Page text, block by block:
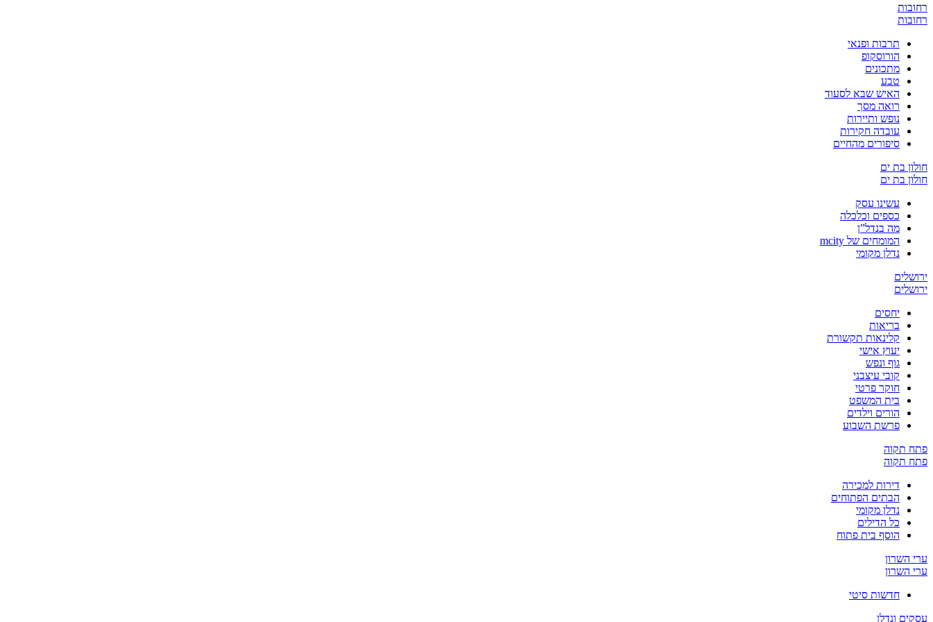
רחובות
רחובות
תרבות ופנאי
הורוסקופ
מתכונים
טבע
האיש שבא לסעוד
רואה מסך
נופש ותיירות
עובדה חקירות
סיפורים מהחיים
חולון בת ים
חולון בת ים
עשינו עסק
כספים וכלכלה
מה בנדל”ן
המומחים של mcity
נדלן מקומי
ירושלים
ירושלים
יחסים
בריאות
קלינאות תקשורת
יעוץ אישי
גוף ונפש
קובי עיצבני
חוקר פרטי
בית המשפט
הורים וילדים
פרשת השבוע
פתח תקוה
פתח תקוה
דירות למכירה
הבתים הפתוחים
נדלן מקומי
כל הדילים
הוסף בית פתוח
ערי השרון
ערי השרון
חדשות סיטי
עסקים ונדלן